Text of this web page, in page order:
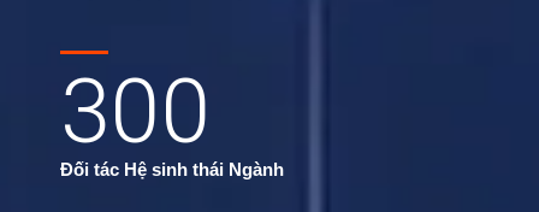
300
Đối tác Hệ sinh thái Ngành